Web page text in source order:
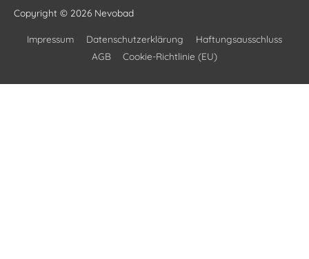
Copyright © 2026 Nevobad
Impressum Datenschutzerklärung
Haftungsausschluss
AGB
Cookie-Richtlinie (EU)